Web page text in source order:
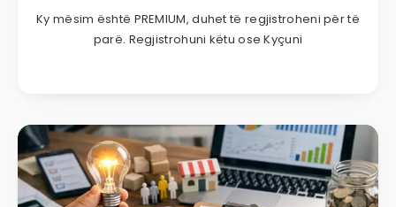
Ky mësim është PREMIUM, duhet të regjistroheni për të
parë. Regjistrohuni këtu ose Kyçuni